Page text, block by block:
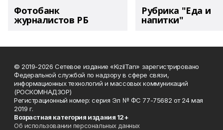
Фотобанк
журналистов РБ
Рубрика "Еда и
напитки"
© 2019-2026 Сетевое издание «KizilTan» зарегистрировано
Федеральной службой по надзору в сфере связи,
информационных технологий и массовых коммуникаций
(РОСКОМНАДЗОР)
Регистрационный номер: серия Эл № ФС 77-75682 от 24 мая
2019 г.
Возрастная категория издания 12+
Об использовании персональных данных